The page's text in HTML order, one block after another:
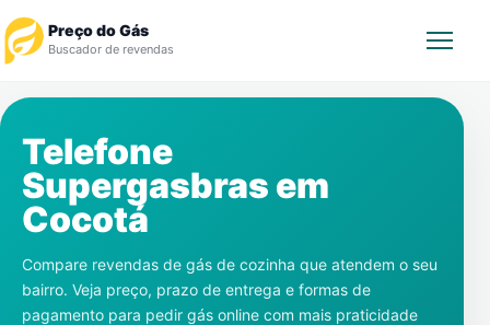
Preço do Gás
Buscador de revendas
Revendedor
Notícias
Cadastre-se
Telefone
Supergasbras em
Cocotá
Compare revendas de gás de cozinha que atendem o seu
bairro. Veja preço, prazo de entrega e formas de
pagamento para pedir gás online com mais praticidade